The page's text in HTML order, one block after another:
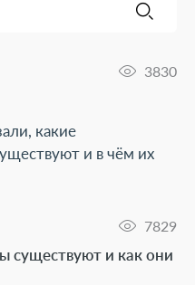
3830
какие
и в чём их
7829
существуют и как они